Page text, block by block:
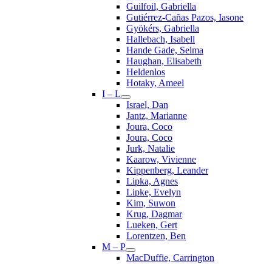
Guilfoil, Gabriella
Gutiérrez-Cañas Pazos, Iasone
Gyökérs, Gabriella
Hallebach, Isabell
Hande Gade, Selma
Haughan, Elisabeth
Heldenlos
Hotaky, Ameel
I – L
Israel, Dan
Jantz, Marianne
Joura, Coco
Joura, Coco
Jurk, Natalie
Kaarow, Vivienne
Kippenberg, Leander
Lipka, Agnes
Lipke, Evelyn
Kim, Suwon
Krug, Dagmar
Lueken, Gert
Lorentzen, Ben
M – P
MacDuffie, Carrington